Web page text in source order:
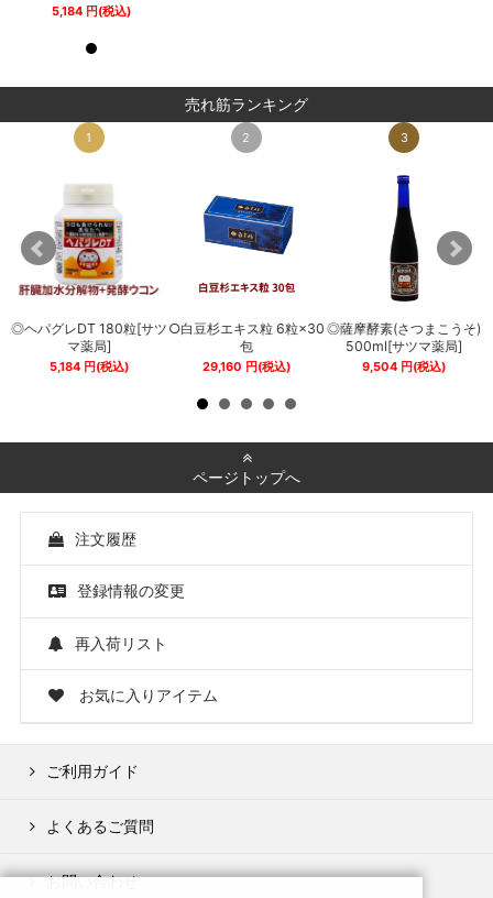
5,184 円(税込)
売れ筋ランキング
1
◎ヘパグレDT 180粒[サツ
マ薬局]
5,184円(税込)
2
○白豆杉エキス粒 6粒×30
包
29,160 円(税込)
3
◎薩摩酵素(さつまこうそ)
500ml[サツマ薬局]
9,504 円(税込)
ページトップへ
注文履歴
登録情報の変更
再入荷リスト
お気に入りアイテム
ご利用ガイド
よくあるご質問
お問い合わせ